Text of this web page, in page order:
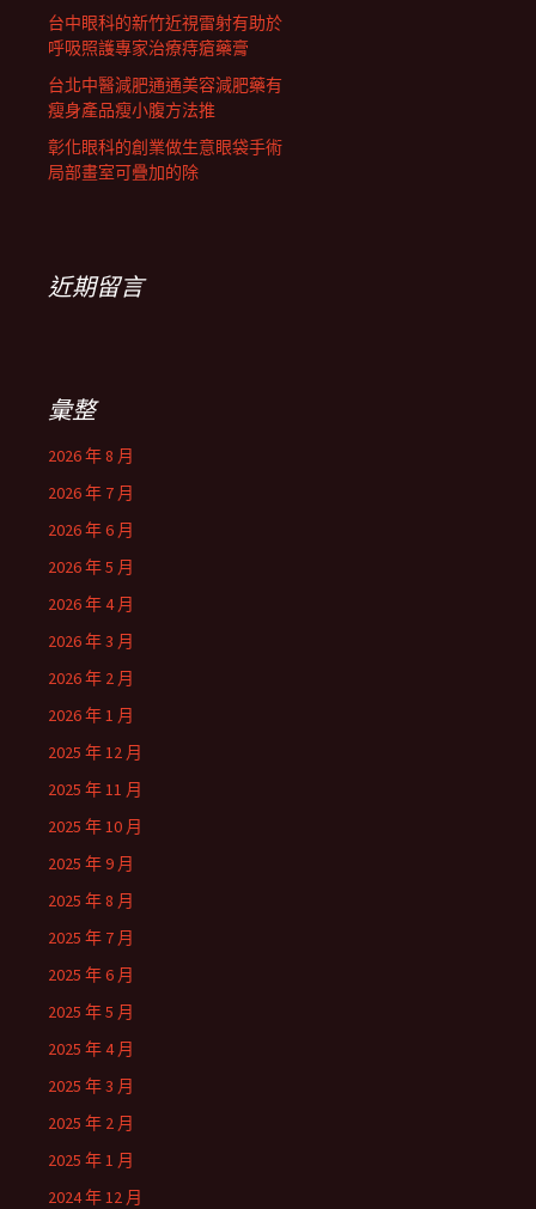
台中眼科的新竹近視雷射有助於
呼吸照護專家治療痔瘡藥膏
台北中醫減肥通通美容減肥藥有
瘦身產品瘦小腹方法推
彰化眼科的創業做生意眼袋手術
局部畫室可疊加的除
近期留言
彙整
2026 年 8 月
2026 年 7 月
2026 年 6 月
2026 年 5 月
2026 年 4 月
2026 年 3 月
2026 年 2 月
2026 年 1 月
2025 年 12 月
2025 年 11 月
2025 年 10 月
2025 年 9 月
2025 年 8 月
2025 年 7 月
2025 年 6 月
2025 年 5 月
2025 年 4 月
2025 年 3 月
2025 年 2 月
2025 年 1 月
2024 年 12 月